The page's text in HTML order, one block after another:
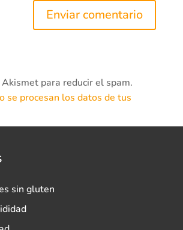
para reducir el spam.
se procesan los datos de tus
sin gluten